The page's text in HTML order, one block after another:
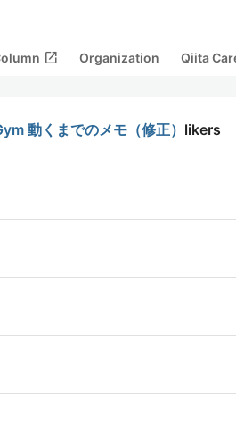
open_in_new Organization Qiita
動くまでのメモ（修正） likers